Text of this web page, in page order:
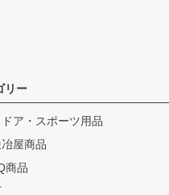
リー
ア・スポーツ用品
屋商品
商品